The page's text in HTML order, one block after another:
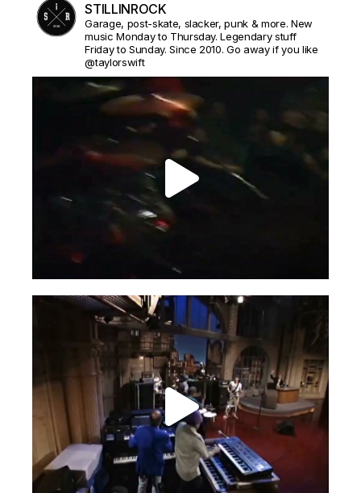
STILLINROCK
Garage, post-skate, slacker, punk & more. New
music Monday to Thursday. Legendary stuff
Friday to Sunday. Since 2010. Go away if you like
@taylorswift